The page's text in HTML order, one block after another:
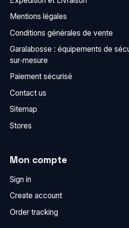
Mentions légales
Conditions générales de vente
Garalabosse : équipements de
sur‑mesure
Paiement sécurisé
Contact us
Sitemap
Stores
Mon compte
Sign in
Create account
Order tracking